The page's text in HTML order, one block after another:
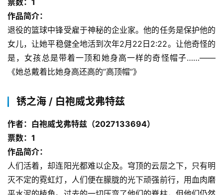
科
幻
资
讯
题
科
幻
小
说
库
票数：1
作品简介：
退役的篮球中锋受雇于神秘的企业家。他的任务是保护他的
女儿，让她平稳健全地活到次年2月22日2:22。让他奇怪的
是，女孩总是带着一顶和她身高一样的奇怪帽子……——
《她总戴着比她身高还高的”高顶帽”》
锈之海 / 白袍威戈弗特兹
作者：白袍威戈弗特兹（2027133694）
票数：1
作品简介：
人们活着，却连阳光都难以企及。穹顶的云层之下，只有明
灭不定的霓虹灯，人们便在朦胧的光下顽强前行，用血肉磨